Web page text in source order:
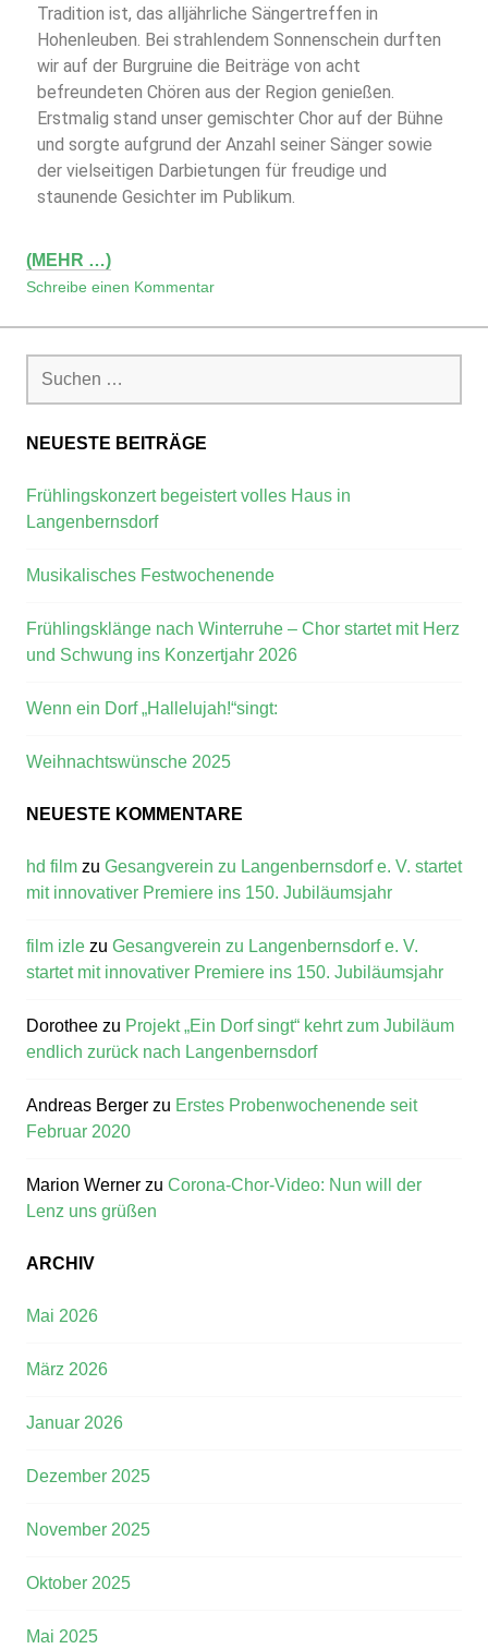
Tradition ist, das alljährliche Sängertreffen in
Hohenleuben. Bei strahlendem Sonnenschein durften
wir auf der Burgruine die Beiträge von acht
befreundeten Chören aus der Region genießen.
Erstmalig stand unser gemischter Chor auf der Bühne
und sorgte aufgrund der Anzahl seiner Sänger sowie
der vielseitigen Darbietungen für freudige und
staunende Gesichter im Publikum.
(MEHR …)
Schreibe einen Kommentar
NEUESTE BEITRÄGE
Frühlingskonzert begeistert volles Haus in
Langenbernsdorf
Musikalisches Festwochenende
Frühlingsklänge nach Winterruhe – Chor startet mit Herz
und Schwung ins Konzertjahr 2026
Wenn ein Dorf „Hallelujah!“singt:
Weihnachtswünsche 2025
NEUESTE KOMMENTARE
hd film zu Gesangverein zu Langenbernsdorf e. V. startet
mit innovativer Premiere ins 150. Jubiläumsjahr
film izle zu Gesangverein zu Langenbernsdorf e. V.
startet mit innovativer Premiere ins 150. Jubiläumsjahr
Dorothee zu Projekt „Ein Dorf singt“ kehrt zum Jubiläum
endlich zurück nach Langenbernsdorf
Andreas Berger zu Erstes Probenwochenende seit
Februar 2020
Marion Werner zu Corona-Chor-Video: Nun will der
Lenz uns grüßen
ARCHIV
Mai 2026
März 2026
Januar 2026
Dezember 2025
November 2025
Oktober 2025
Mai 2025